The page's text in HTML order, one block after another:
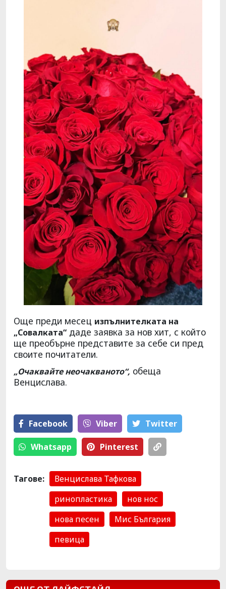
Още преди месец изпълнителката на
„Совалката“ даде заявка за нов хит, с който
ще преобърне представите за себе си пред
своите почитатели.
„Очаквайте неочакваното“, обеща
Венцислава.
Facebook Viber Тwitter
Whatsapp Pinterest
Тагове:
Венцислава Тафкова
ринопластика
нов нос
нова песен
Мис България
певица